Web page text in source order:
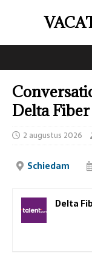
Delta
2 augustus 2026
Schiedam
Delta